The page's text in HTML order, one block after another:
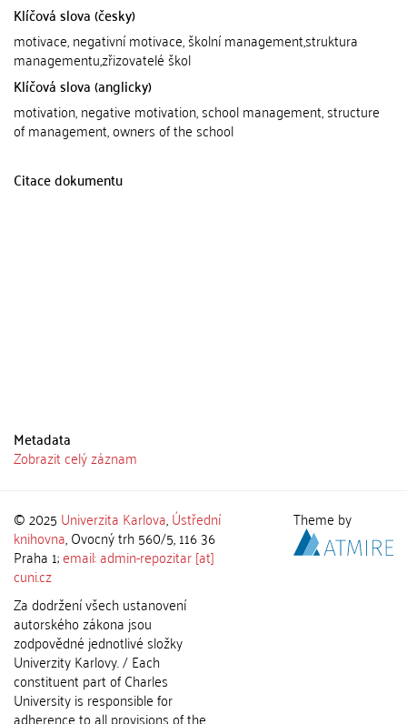
Klíčová slova (česky)
motivace, negativní motivace, školní management,struktura
managementu,zřizovatelé škol
Klíčová slova (anglicky)
motivation, negative motivation, school management, structure
of management, owners of the school
Citace dokumentu
Metadata
Zobrazit celý záznam
© 2025 Univerzita Karlova,Ústřední
knihovna, Ovocný trh 560/5, 116 36
Praha 1;email: admin-repozitar [at]
cuni.cz
Za dodržení všech ustanovení
autorského zákona jsou
zodpovědné jednotlivé složky
Univerzity Karlovy. / Each
constituent part of Charles
University is responsible for
adherence to all provisions of the
Theme by